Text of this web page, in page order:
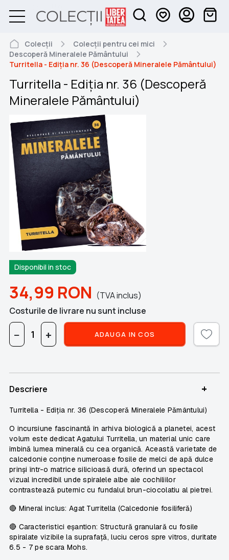
Colecții
Colecții pentru cei mici
Descoperă Mineralele Pământului
Turritella - Ediția nr. 36 (Descoperă Mineralele Pământului)
Turritella - Ediția nr. 36 (Descoperă
Mineralele Pământului)
Disponibil in stoc
34,99 RON (TVA inclus)
Costurile de livrare nu sunt incluse
− + ADAUGA IN COS
Descriere +
Turritella - Ediția nr. 36 (Descoperă Mineralele Pământului)
O incursiune fascinantă în arhiva biologică a planetei, acest
volum este dedicat Agatului Turritella, un material unic care
îmbină lumea minerală cu cea organică. Această varietate de
calcedonie conține numeroase fosile de melci de apă dulce
prinși într-o matrice silicioasă dură, oferind un spectacol
vizual incredibil unde spiralele albe ale cochiliilor
contrastează puternic cu fundalul brun-ciocolatiu al pietrei.
🔴 Mineral inclus: Agat Turritella (Calcedonie fosiliferă)
🔴 Caracteristici eșantion: Structură granulară cu fosile
spiralate vizibile la suprafață, luciu ceros spre vitros, duritate
6.5 - 7 pe scara Mohs.